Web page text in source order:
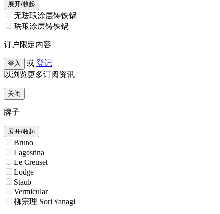
展开/收起
无珐琅涂层铸铁锅
珐琅涂层铸铁锅
订户限定内容
登入 或 登记
以浏览更多订阅资讯
关闭
牌子
展开/收起
Bruno
Lagostina
Le Creuset
Lodge
Staub
Vermicular
柳宗理 Sori Yanagi